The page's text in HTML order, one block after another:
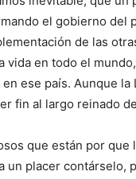
el gobierno del
de las
vida en todo el
ese país. Aunque
fin al largo reinado
que están por
un placer contárselo,